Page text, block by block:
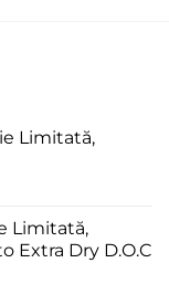
Limitată,
Limitată,
Extra Dry D.O.C